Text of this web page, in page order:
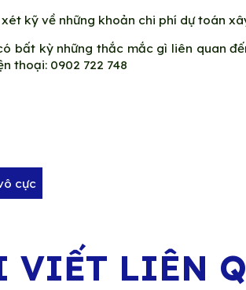
kỹ về những khoản chi phí dự toán
bất kỳ những thắc mắc gì liên quan
thoại: 0902 722 748
cực
VIẾT LIÊN